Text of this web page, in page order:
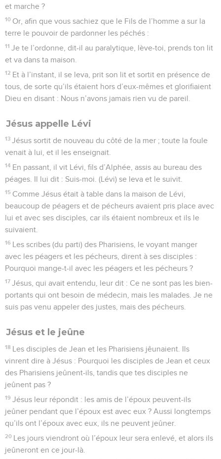
et marche ?
10 Or, afin que vous sachiez que le Fils de l’homme a sur la
terre le pouvoir de pardonner les péchés :
11 Je te l’ordonne, dit-il au paralytique, lève-toi, prends ton lit
et va dans ta maison.
12 Et à l’instant, il se leva, prit son lit et sortit en présence de
tous, de sorte qu’ils étaient hors d’eux-mêmes et glorifiaient
Dieu en disant : Nous n’avons jamais rien vu de pareil.
Jésus appelle Lévi
13 Jésus sortit de nouveau du côté de la mer ; toute la foule
venait à lui, et il les enseignait.
14 En passant, il vit Lévi, fils d’Alphée, assis au bureau des
péages. Il lui dit : Suis-moi. (Lévi) se leva et le suivit.
15 Comme Jésus était à table dans la maison de Lévi,
beaucoup de péagers et de pécheurs avaient pris place avec
lui et avec ses disciples, car ils étaient nombreux et ils le
suivaient.
16 Les scribes (du parti) des Pharisiens, le voyant manger
avec les péagers et les pécheurs, dirent à ses disciples :
Pourquoi mange-t-il avec les péagers et les pécheurs ?
17 Jésus, qui avait entendu, leur dit : Ce ne sont pas les bien-
portants qui ont besoin de médecin, mais les malades. Je ne
suis pas venu appeler des justes, mais des pécheurs.
Jésus et le jeûne
18 Les disciples de Jean et les Pharisiens jêunaient. Ils
vinrent dire à Jésus : Pourquoi les disciples de Jean et ceux
des Pharisiens jeûnent-ils, tandis que tes disciples ne
jeûnent pas ?
19 Jésus leur répondit : les amis de l’époux peuvent-ils
jeûner pendant que l’époux est avec eux ? Aussi longtemps
qu’ils ont l’époux avec eux, ils ne peuvent jeûner.
20 Les jours viendront où l’époux leur sera enlevé, et alors ils
jeûneront en ce jour-là.